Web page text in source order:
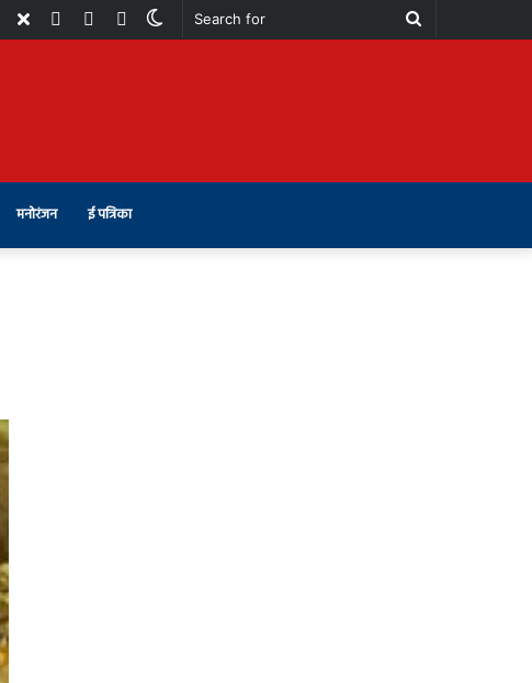
Search
Switch
Telegram
Instagram
Youtube
X
Facebook
मनोरंजन ई पत्रिका